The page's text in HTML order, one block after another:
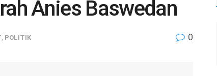
Anies Baswedan
POLITIK 0